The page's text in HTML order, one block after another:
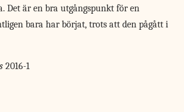
Det är en bra utgångspunkt för en
bara har börjat, trots att den pågått i
2016-1